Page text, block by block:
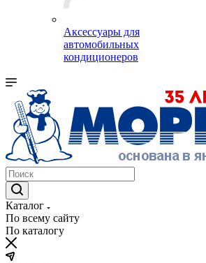
Аксессуары для
автомобильных
кондиционеров
Каталог
По всему сайту
По каталогу